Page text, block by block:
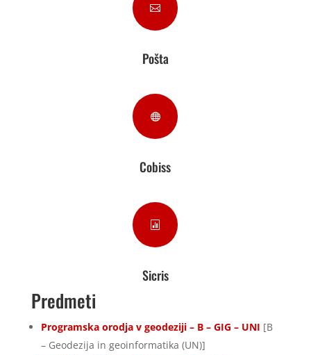

Pošta

Cobiss

Sicris
Predmeti
Programska orodja v geodeziji – B – GIG – UNI [B
– Geodezija in geoinformatika (UN)]